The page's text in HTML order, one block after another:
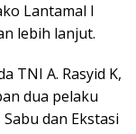
Lantamal I
lebih lanjut.
TNI A. Rasyid K,
dua pelaku
dan Ekstasi